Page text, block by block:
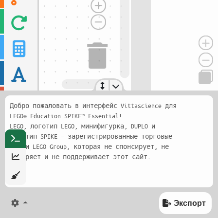
Добро пожаловать в интерфейс Vittascience для
LEGO® Education SPIKE™ Essential!
LEGO, логотип LEGO, минифигурка, DUPLO и
логотип SPIKE — зарегистрированные торговые
марки LEGO Group, которая не спонсирует, не
одобряет и не поддерживает этот сайт.
Экспорт